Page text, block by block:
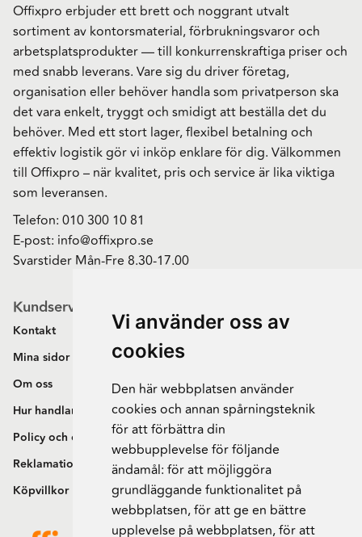
Vi använder oss av
cookies
Den här webbplatsen använder
cookies och annan spårningsteknik
för att förbättra din
webbupplevelse för följande
ändamål: för att möjliggöra
grundläggande funktionalitet på
webbplatsen,för att ge en bättre
upplevelse på webbplatsen,för att
Offixpro erbjuder ett brett och noggrant utvalt
sortiment av kontorsmaterial, förbrukningsvaror och
arbetsplatsprodukter — till konkurrenskraftiga priser och
med snabb leverans. Vare sig du driver företag,
organisation eller behöver handla som privatperson ska
det vara enkelt, tryggt och smidigt att beställa det du
behöver. Med ett stort lager, flexibel betalning och
effektiv logistik gör vi inköp enklare för dig. Välkommen
till Offixpro – när kvalitet, pris och service är lika viktiga
som leveransen.
Telefon: 010 300 10 81
E-post: info@offixpro.se
Svarstider Mån-Fre 8.30-17.00
Kundservice
Kontakt
Mina sidor
Om oss
Hur handlar jag?
Policy och cookies
Reklamation och retur
Köpvillkor